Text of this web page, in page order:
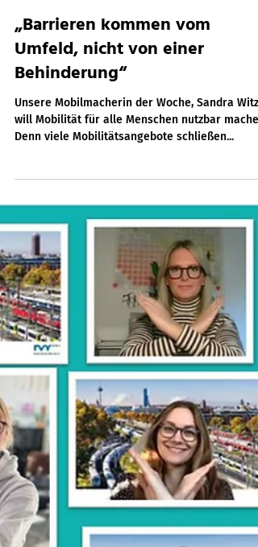
4. Apr. 2022 6 Min. Lesezeit
Umfeld, nicht von einer
Behinderung“
Unsere Mobilmacherin der Woche, Sandra
will Mobilität für alle Menschen nutzbar
Denn viele Mobilitätsangebote schließen...